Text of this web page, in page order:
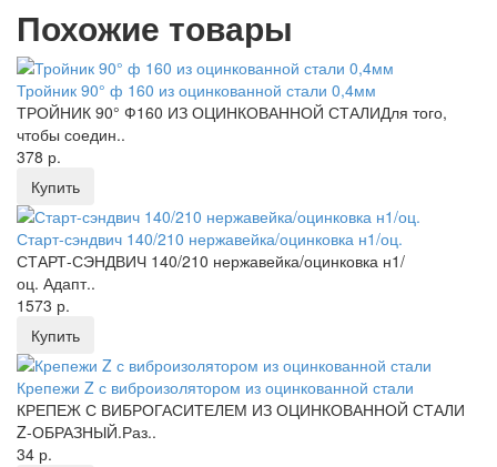
Похожие товары
Тройник 90° ф 160 из оцинкованной стали 0,4мм
ТРОЙНИК 90° Ф160 ИЗ ОЦИНКОВАННОЙ СТАЛИДля того,
чтобы соедин..
378 р.
Купить
Старт-сэндвич 140/210 нержавейка/оцинковка н1/оц.
СТАРТ-СЭНДВИЧ 140/210 нержавейка/оцинковка н1/
оц. Адапт..
1573 р.
Купить
Крепежи Z с виброизолятором из оцинкованной стали
КРЕПЕЖ С ВИБРОГАСИТЕЛЕМ ИЗ ОЦИНКОВАННОЙ СТАЛИ
Z-ОБРАЗНЫЙ.Раз..
34 р.